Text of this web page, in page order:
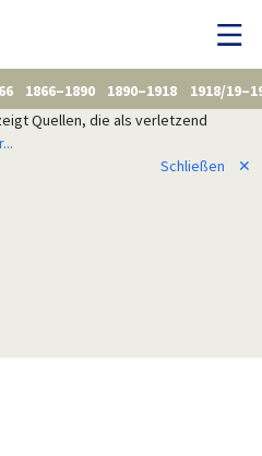
1866–1890 1890–1918
1918/
Quellen, die als verletzend
Schließen
✕